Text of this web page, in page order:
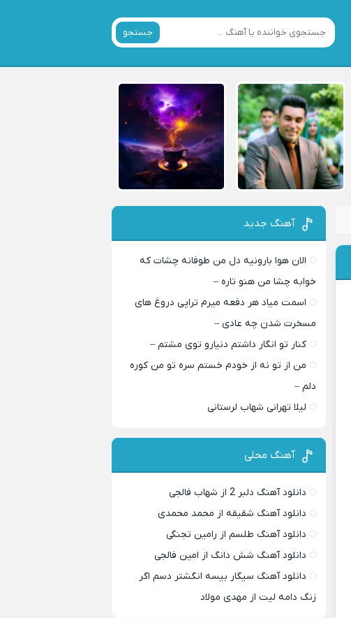
جستجو
آهنگ جدید
الان هوا بارونیه دل من طوفانه چشات که
خوابه چشا من هنو تاره –
اسمت میاد هر دفعه میرم تراپی دروغ‌ های
مسخرت شدن چه عادی –
کنار تو انگار داشتم دنیارو توی مشتم –
من از تو نه از خودم خستم سره تو من کوره
دلم –
لیلا تهرانی شهاب لرستانی
آهنگ محلی
دانلود آهنگ دلبر 2 از شهاب فالجی
دانلود آهنگ شقیقه از محمد محمدی
دانلود آهنگ طلسم از رامین تجنگی
دانلود آهنگ شش دانگ از امین فالجی
دانلود آهنگ سیگار بیسه انگشتر دسم اگر
زنگ دامه لیت از مهدی مولاد